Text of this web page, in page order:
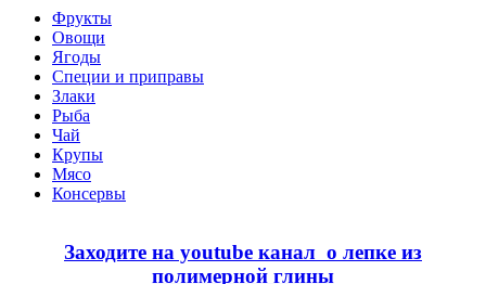
Фрукты
Овощи
Ягоды
Специи и приправы
Злаки
Рыба
Чай
Крупы
Мясо
Консервы
Заходите на youtube канал о лепке из
полимерной глины